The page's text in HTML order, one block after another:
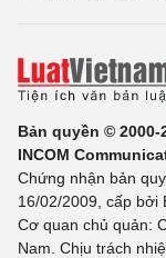
Bản quyền ©
INCOM
Chứng nhận bản
16/02/2009, cấp bởi
Cơ quan chủ quản:
Nam. Chịu trách